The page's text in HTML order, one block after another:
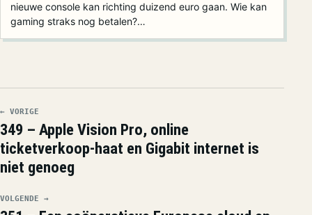
nieuwe console kan richting duizend euro gaan. Wie kan
gaming straks nog betalen?…
← VORIGE
349 – Apple Vision Pro, online
ticketverkoop-haat en Gigabit internet is
niet genoeg
VOLGENDE →